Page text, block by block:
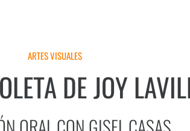
ARTES VISUALES
DE JOY